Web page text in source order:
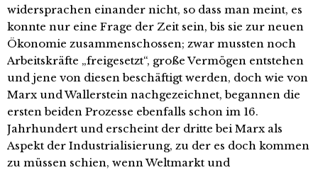
widersprachen einander nicht, so dass man meint, es
konnte nur eine Frage der Zeit sein, bis sie zur neuen
Ökonomie zusammenschossen; zwar mussten noch
Arbeitskräfte „freigesetzt“, große Vermögen entstehen
und jene von diesen beschäftigt werden, doch wie von
Marx und Wallerstein nachgezeichnet, begannen die
ersten beiden Prozesse ebenfalls schon im 16.
Jahrhundert und erscheint der dritte bei Marx als
Aspekt der Industrialisierung, zu der es doch kommen
zu müssen schien, wenn Weltmarkt und